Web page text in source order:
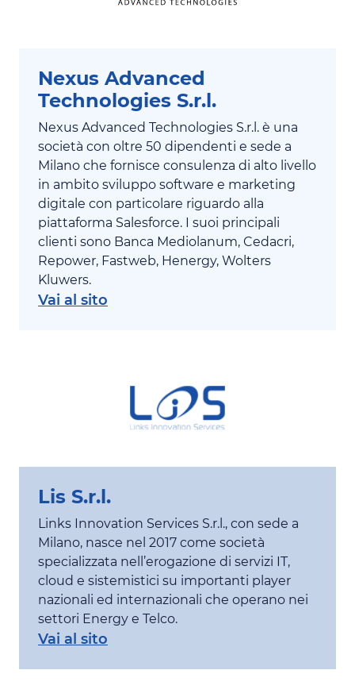
Nexus Advanced
Technologies S.r.l.
Nexus Advanced Technologies S.r.l. è una
società con oltre 50 dipendenti e sede a
Milano che fornisce consulenza di alto livello
in ambito sviluppo software e marketing
digitale con particolare riguardo alla
piattaforma Salesforce. I suoi principali
clienti sono Banca Mediolanum, Cedacri,
Repower, Fastweb, Henergy, Wolters
Kluwers.
Vai al sito
Lis S.r.l.
Links Innovation Services S.r.l., con sede a
Milano, nasce nel 2017 come società
specializzata nell’erogazione di servizi IT,
cloud e sistemistici su importanti player
nazionali ed internazionali che operano nei
settori Energy e Telco.
Vai al sito